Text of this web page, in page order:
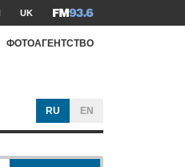
UK
ФОТОАГЕНТСТВО
RU EN